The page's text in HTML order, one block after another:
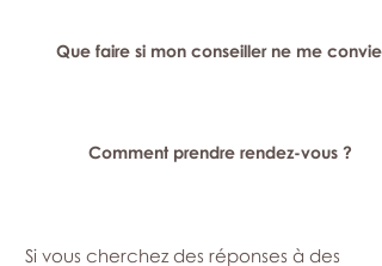
Que faire si mon conseiller ne me
Comment prendre rendez-vous ?
Si vous cherchez des réponses à des